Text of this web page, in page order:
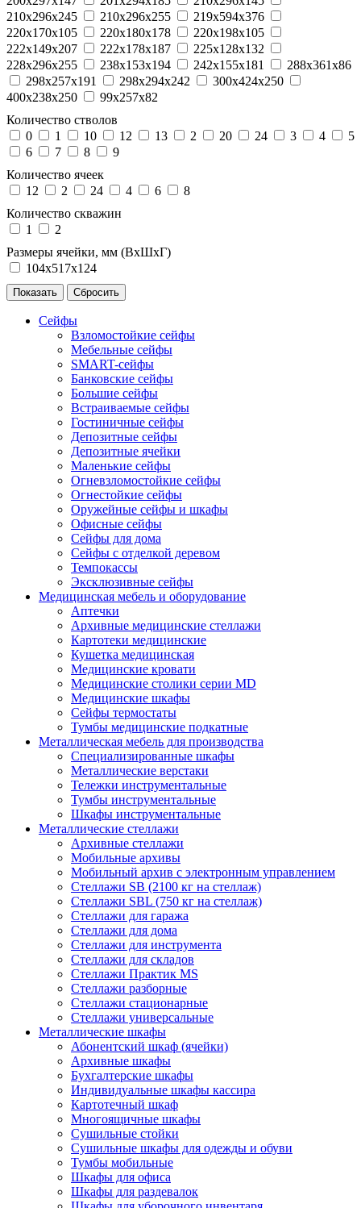
210x296x245
210x296x255
219x594x376
220x170x105
220x180x178
220x198x105
222x149x207
222x178x187
225x128x132
228x296x255
238x153x194 242x155x181
288x361x86
298x257x191
298x294x242
300x424x250
400x238x250
99x257x82
Количество стволов
0
1 10 12 13 2 20 24 3 4
5
6
7 8
9
Количество ячеек
12
2 24 4 6
8
Количество скважин
1
2
Размеры ячейки, мм (ВхШхГ)
104х517х124
Сейфы
Взломостойкие сейфы
Мебельные сейфы
SMART-сейфы
Банковские сейфы
Большие сейфы
Встраиваемые сейфы
Гостиничные сейфы
Депозитные сейфы
Депозитные ячейки
Маленькие сейфы
Огневзломостойкие сейфы
Огнестойкие сейфы
Оружейные сейфы и шкафы
Офисные сейфы
Сейфы для дома
Сейфы с отделкой деревом
Темпокассы
Эксклюзивные сейфы
Медицинская мебель и оборудование
Аптечки
Архивные медицинские стеллажи
Картотеки медицинские
Кушетка медицинская
Медицинские кровати
Медицинские столики серии MD
Медицинские шкафы
Сейфы термостаты
Тумбы медицинские подкатные
Металлическая мебель для производства
Cпециализированные шкафы
Металлические верстаки
Тележки инструментальные
Тумбы инструментальные
Шкафы инструментальные
Металлические стеллажи
Архивные стеллажи
Мобильные архивы
Мобильный архив с электронным управлением
Стеллажи SB (2100 кг на стеллаж)
Стеллажи SBL (750 кг на стеллаж)
Стеллажи для гаража
Стеллажи для дома
Стеллажи для инструмента
Стеллажи для складов
Стеллажи Практик MS
Стеллажи разборные
Стеллажи стационарные
Стеллажи универсальные
Металлические шкафы
Абонентский шкаф (ячейки)
Архивные шкафы
Бухгалтерские шкафы
Индивидуальные шкафы кассира
Картотечный шкаф
Многоящичные шкафы
Сушильные стойки
Сушильные шкафы для одежды и обуви
Тумбы мобильные
Шкафы для офиса
Шкафы для раздевалок